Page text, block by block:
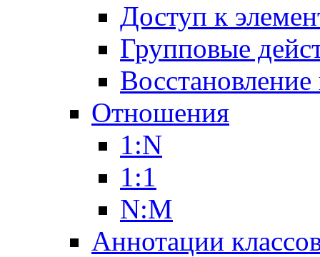
Доступ к
Групповые
Отношения
1:N
1:1
N:M
Аннотации